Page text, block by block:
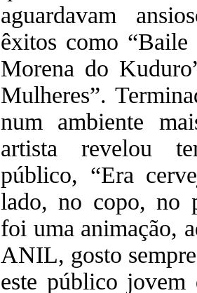
aguardavam
êxitos como “Baile
Morena do
Mulheres”.
num ambiente
artista revelou
público, “Era
lado, no copo, no
foi uma animação,
ANIL, gosto
este público jovem